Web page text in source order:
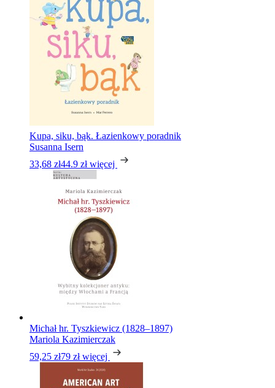
Kupa, siku, bąk. Łazienkowy poradnik
Susanna Isern
33,68 zł44.9 zł więcej
Michał hr. Tyszkiewicz (1828–1897)
Mariola Kazimierczak
59,25 zł79 zł więcej